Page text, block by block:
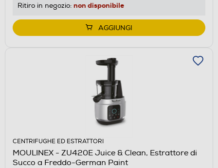
Ritiro in negozio: non disponibile
AGGIUNGI
CENTRIFUGHE ED ESTRATTORI
MOULINEX - ZU420E Juice & Clean, Estrattore di
Succo a Freddo-German Paint